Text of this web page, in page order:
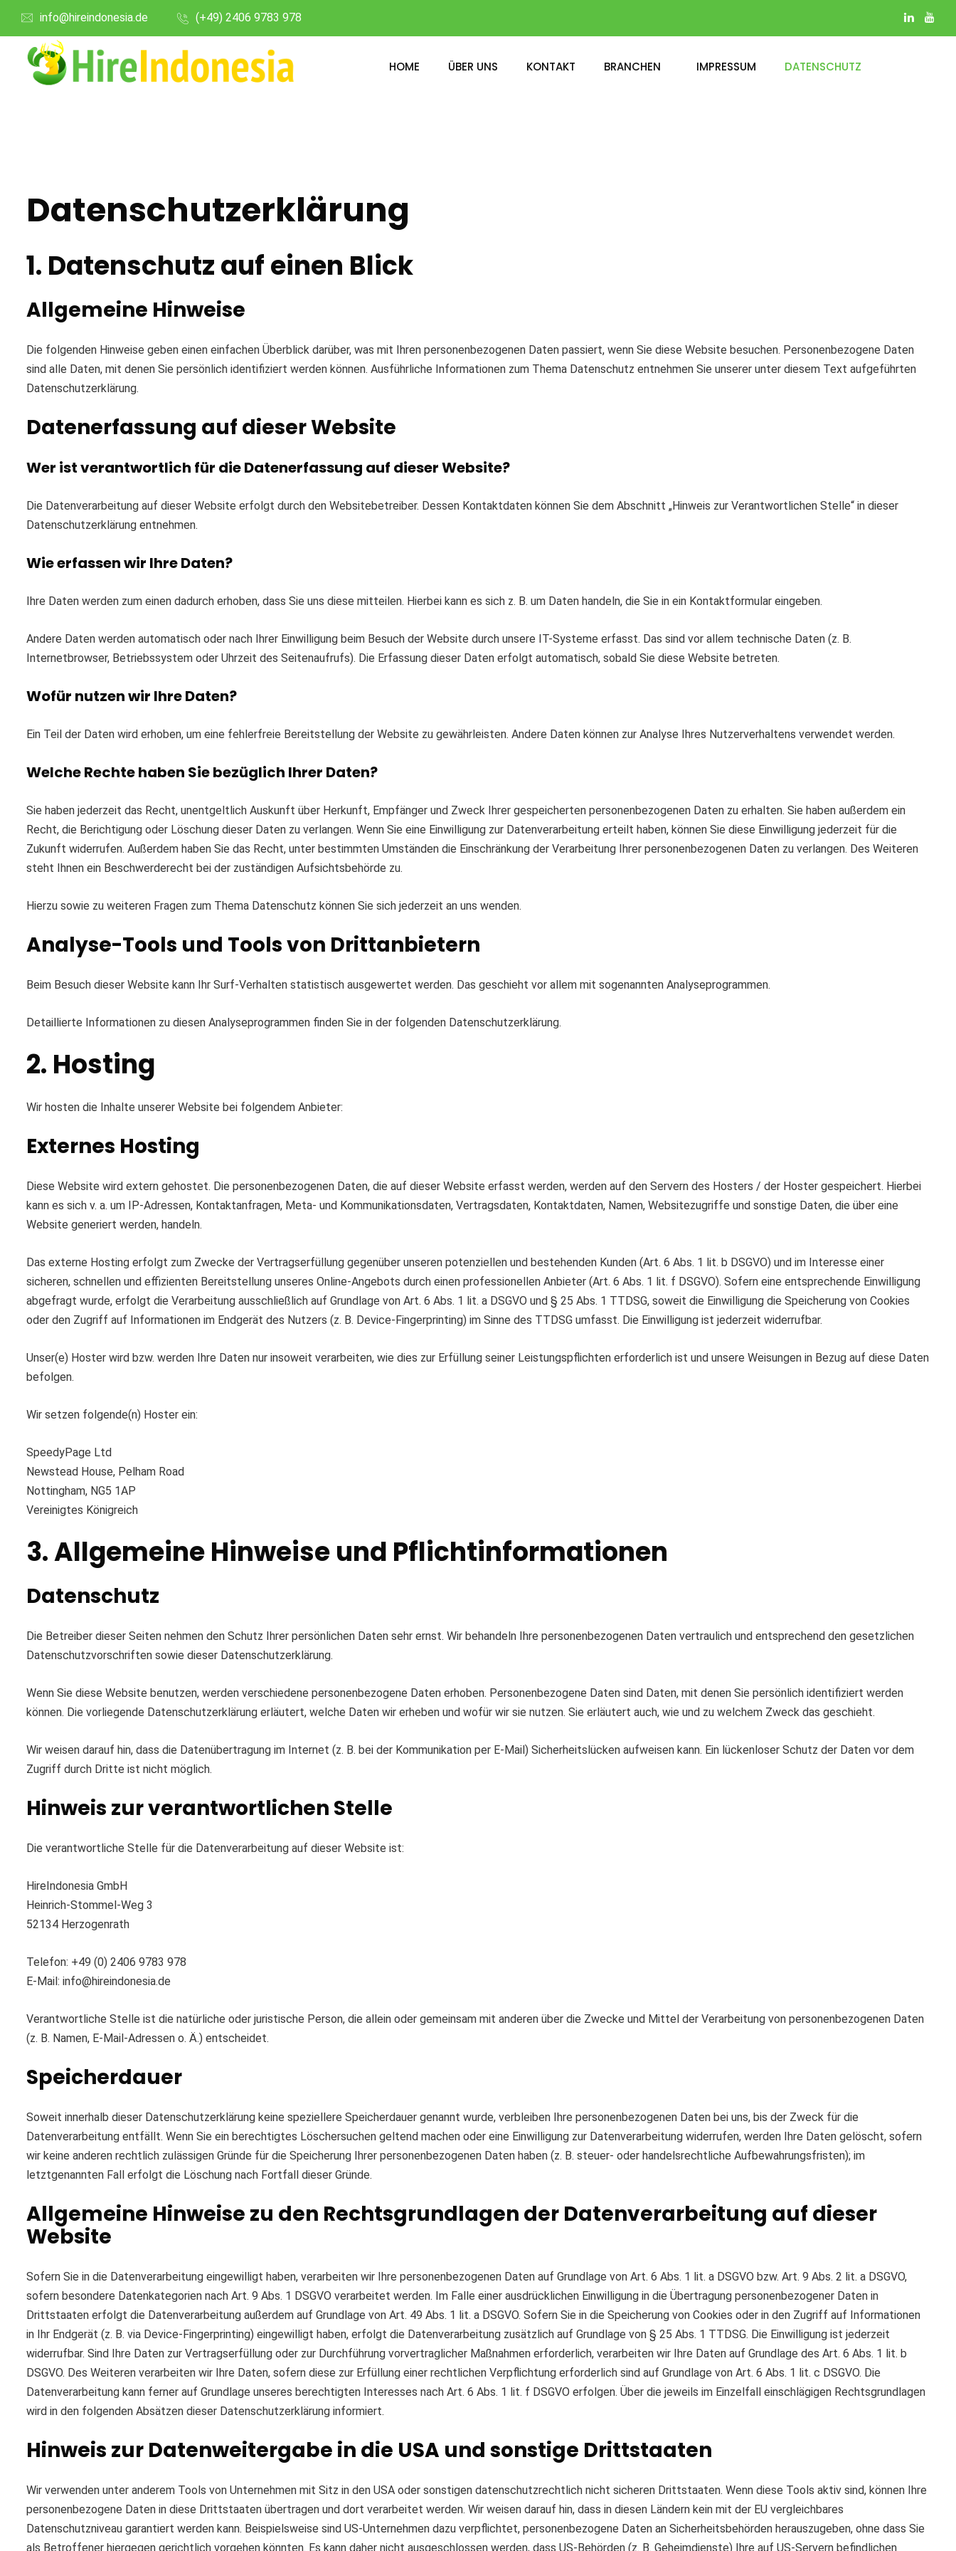
info@hireindonesia.de (+49) 2406 9783 978
HOME ÜBER UNS KONTAKT BRANCHEN IMPRESSUM DATENSCHUTZ
Datenschutz­erklärung
1. Datenschutz auf einen Blick
Allgemeine Hinweise
Die folgenden Hinweise geben einen einfachen Überblick darüber, was mit Ihren personenbezogenen Daten passiert, wenn Sie diese Website besuchen. Personenbezogene Daten
sind alle Daten, mit denen Sie persönlich identifiziert werden können. Ausführliche Informationen zum Thema Datenschutz entnehmen Sie unserer unter diesem Text aufgeführten
Datenschutzerklärung.
Datenerfassung auf dieser Website
Wer ist verantwortlich für die Datenerfassung auf dieser Website?
Die Datenverarbeitung auf dieser Website erfolgt durch den Websitebetreiber. Dessen Kontaktdaten können Sie dem Abschnitt „Hinweis zur Verantwortlichen Stelle“ in dieser
Datenschutzerklärung entnehmen.
Wie erfassen wir Ihre Daten?
Ihre Daten werden zum einen dadurch erhoben, dass Sie uns diese mitteilen. Hierbei kann es sich z. B. um Daten handeln, die Sie in ein Kontaktformular eingeben.
Andere Daten werden automatisch oder nach Ihrer Einwilligung beim Besuch der Website durch unsere IT-Systeme erfasst. Das sind vor allem technische Daten (z. B.
Internetbrowser, Betriebssystem oder Uhrzeit des Seitenaufrufs). Die Erfassung dieser Daten erfolgt automatisch, sobald Sie diese Website betreten.
Wofür nutzen wir Ihre Daten?
Ein Teil der Daten wird erhoben, um eine fehlerfreie Bereitstellung der Website zu gewährleisten. Andere Daten können zur Analyse Ihres Nutzerverhaltens verwendet werden.
Welche Rechte haben Sie bezüglich Ihrer Daten?
Sie haben jederzeit das Recht, unentgeltlich Auskunft über Herkunft, Empfänger und Zweck Ihrer gespeicherten personenbezogenen Daten zu erhalten. Sie haben außerdem ein
Recht, die Berichtigung oder Löschung dieser Daten zu verlangen. Wenn Sie eine Einwilligung zur Datenverarbeitung erteilt haben, können Sie diese Einwilligung jederzeit für die
Zukunft widerrufen. Außerdem haben Sie das Recht, unter bestimmten Umständen die Einschränkung der Verarbeitung Ihrer personenbezogenen Daten zu verlangen. Des Weiteren
steht Ihnen ein Beschwerderecht bei der zuständigen Aufsichtsbehörde zu.
Hierzu sowie zu weiteren Fragen zum Thema Datenschutz können Sie sich jederzeit an uns wenden.
Analyse-Tools und Tools von Dritt­anbietern
Beim Besuch dieser Website kann Ihr Surf-Verhalten statistisch ausgewertet werden. Das geschieht vor allem mit sogenannten Analyseprogrammen.
Detaillierte Informationen zu diesen Analyseprogrammen finden Sie in der folgenden Datenschutzerklärung.
2. Hosting
Wir hosten die Inhalte unserer Website bei folgendem Anbieter:
Externes Hosting
Diese Website wird extern gehostet. Die personenbezogenen Daten, die auf dieser Website erfasst werden, werden auf den Servern des Hosters / der Hoster gespeichert. Hierbei
kann es sich v. a. um IP-Adressen, Kontaktanfragen, Meta- und Kommunikationsdaten, Vertragsdaten, Kontaktdaten, Namen, Websitezugriffe und sonstige Daten, die über eine
Website generiert werden, handeln.
Das externe Hosting erfolgt zum Zwecke der Vertragserfüllung gegenüber unseren potenziellen und bestehenden Kunden (Art. 6 Abs. 1 lit. b DSGVO) und im Interesse einer
sicheren, schnellen und effizienten Bereitstellung unseres Online-Angebots durch einen professionellen Anbieter (Art. 6 Abs. 1 lit. f DSGVO). Sofern eine entsprechende Einwilligung
abgefragt wurde, erfolgt die Verarbeitung ausschließlich auf Grundlage von Art. 6 Abs. 1 lit. a DSGVO und § 25 Abs. 1 TTDSG, soweit die Einwilligung die Speicherung von Cookies
oder den Zugriff auf Informationen im Endgerät des Nutzers (z. B. Device-Fingerprinting) im Sinne des TTDSG umfasst. Die Einwilligung ist jederzeit widerrufbar.
Unser(e) Hoster wird bzw. werden Ihre Daten nur insoweit verarbeiten, wie dies zur Erfüllung seiner Leistungspflichten erforderlich ist und unsere Weisungen in Bezug auf diese Daten
befolgen.
Wir setzen folgende(n) Hoster ein:
SpeedyPage Ltd
Newstead House, Pelham Road
Nottingham, NG5 1AP
Vereinigtes Königreich
3. Allgemeine Hinweise und Pflicht­informationen
Datenschutz
Die Betreiber dieser Seiten nehmen den Schutz Ihrer persönlichen Daten sehr ernst. Wir behandeln Ihre personenbezogenen Daten vertraulich und entsprechend den gesetzlichen
Datenschutzvorschriften sowie dieser Datenschutzerklärung.
Wenn Sie diese Website benutzen, werden verschiedene personenbezogene Daten erhoben. Personenbezogene Daten sind Daten, mit denen Sie persönlich identifiziert werden
können. Die vorliegende Datenschutzerklärung erläutert, welche Daten wir erheben und wofür wir sie nutzen. Sie erläutert auch, wie und zu welchem Zweck das geschieht.
Wir weisen darauf hin, dass die Datenübertragung im Internet (z. B. bei der Kommunikation per E-Mail) Sicherheitslücken aufweisen kann. Ein lückenloser Schutz der Daten vor dem
Zugriff durch Dritte ist nicht möglich.
Hinweis zur verantwortlichen Stelle
Die verantwortliche Stelle für die Datenverarbeitung auf dieser Website ist:
HireIndonesia GmbH
Heinrich-Stommel-Weg 3
52134 Herzogenrath
Telefon: +49 (0) 2406 9783 978
E-Mail: info@hireindonesia.de
Verantwortliche Stelle ist die natürliche oder juristische Person, die allein oder gemeinsam mit anderen über die Zwecke und Mittel der Verarbeitung von personenbezogenen Daten
(z. B. Namen, E-Mail-Adressen o. Ä.) entscheidet.
Speicherdauer
Soweit innerhalb dieser Datenschutzerklärung keine speziellere Speicherdauer genannt wurde, verbleiben Ihre personenbezogenen Daten bei uns, bis der Zweck für die
Datenverarbeitung entfällt. Wenn Sie ein berechtigtes Löschersuchen geltend machen oder eine Einwilligung zur Datenverarbeitung widerrufen, werden Ihre Daten gelöscht, sofern
wir keine anderen rechtlich zulässigen Gründe für die Speicherung Ihrer personenbezogenen Daten haben (z. B. steuer- oder handelsrechtliche Aufbewahrungsfristen); im
letztgenannten Fall erfolgt die Löschung nach Fortfall dieser Gründe.
Allgemeine Hinweise zu den Rechtsgrundlagen der Datenverarbeitung auf dieser
Website
Sofern Sie in die Datenverarbeitung eingewilligt haben, verarbeiten wir Ihre personenbezogenen Daten auf Grundlage von Art. 6 Abs. 1 lit. a DSGVO bzw. Art. 9 Abs. 2 lit. a DSGVO,
sofern besondere Datenkategorien nach Art. 9 Abs. 1 DSGVO verarbeitet werden. Im Falle einer ausdrücklichen Einwilligung in die Übertragung personenbezogener Daten in
Drittstaaten erfolgt die Datenverarbeitung außerdem auf Grundlage von Art. 49 Abs. 1 lit. a DSGVO. Sofern Sie in die Speicherung von Cookies oder in den Zugriff auf Informationen
in Ihr Endgerät (z. B. via Device-Fingerprinting) eingewilligt haben, erfolgt die Datenverarbeitung zusätzlich auf Grundlage von § 25 Abs. 1 TTDSG. Die Einwilligung ist jederzeit
widerrufbar. Sind Ihre Daten zur Vertragserfüllung oder zur Durchführung vorvertraglicher Maßnahmen erforderlich, verarbeiten wir Ihre Daten auf Grundlage des Art. 6 Abs. 1 lit. b
DSGVO. Des Weiteren verarbeiten wir Ihre Daten, sofern diese zur Erfüllung einer rechtlichen Verpflichtung erforderlich sind auf Grundlage von Art. 6 Abs. 1 lit. c DSGVO. Die
Datenverarbeitung kann ferner auf Grundlage unseres berechtigten Interesses nach Art. 6 Abs. 1 lit. f DSGVO erfolgen. Über die jeweils im Einzelfall einschlägigen Rechtsgrundlagen
wird in den folgenden Absätzen dieser Datenschutzerklärung informiert.
Hinweis zur Datenweitergabe in die USA und sonstige Drittstaaten
Wir verwenden unter anderem Tools von Unternehmen mit Sitz in den USA oder sonstigen datenschutzrechtlich nicht sicheren Drittstaaten. Wenn diese Tools aktiv sind, können Ihre
personenbezogene Daten in diese Drittstaaten übertragen und dort verarbeitet werden. Wir weisen darauf hin, dass in diesen Ländern kein mit der EU vergleichbares
Datenschutzniveau garantiert werden kann. Beispielsweise sind US-Unternehmen dazu verpflichtet, personenbezogene Daten an Sicherheitsbehörden herauszugeben, ohne dass Sie
als Betroffener hiergegen gerichtlich vorgehen könnten. Es kann daher nicht ausgeschlossen werden, dass US-Behörden (z. B. Geheimdienste) Ihre auf US-Servern befindlichen